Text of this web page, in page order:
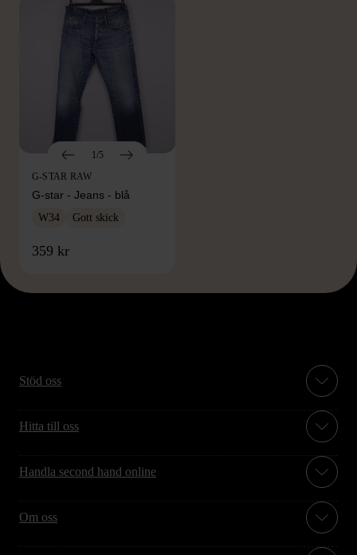
1/5
G-STAR RAW
G-star - Jeans - blå
W34 Gott skick
359 kr
Stöd oss
Hitta till oss
Handla second hand online
Om oss